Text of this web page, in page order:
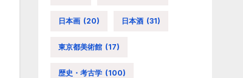
日本画 (20) 日本酒 (31)
東京都美術館 (17)
歴史・考古学 (100)